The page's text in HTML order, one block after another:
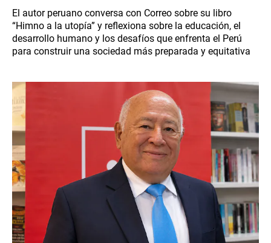
El autor peruano conversa con Correo sobre su libro
“Himno a la utopía” y reflexiona sobre la educación, el
desarrollo humano y los desafíos que enfrenta el Perú
para construir una sociedad más preparada y equitativa